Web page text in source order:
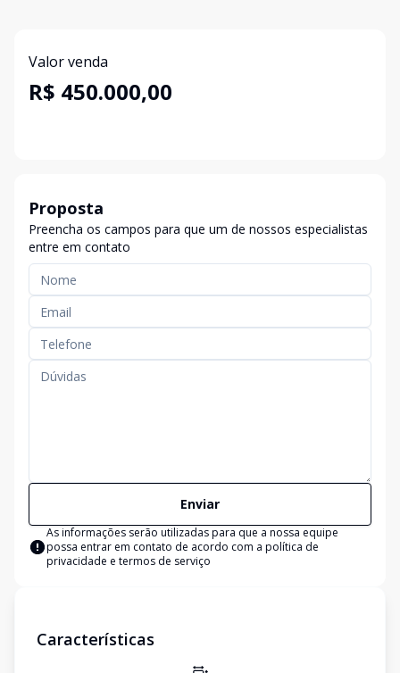
Valor venda
R$ 450.000,00
Proposta
Preencha os campos para que um de nossos especialistas
entre em contato
Enviar
As informações serão utilizadas para que a nossa equipe
possa entrar em contato de acordo com a política de
privacidade e termos de serviço
Características